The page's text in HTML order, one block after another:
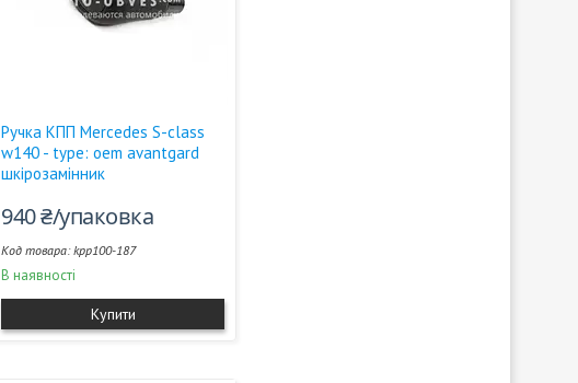
Ручка КПП Mercedes S-сlass
w140 - type: oem avantgard
шкірозамінник
940 ₴/упаковка
kpp100-187
В наявності
Купити